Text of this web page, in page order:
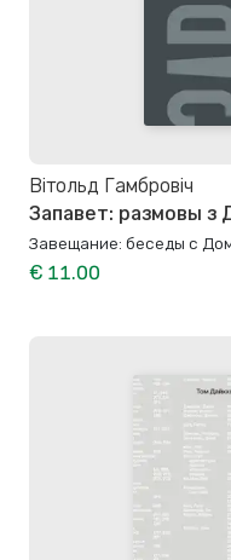
Вітольд Гамбровіч
Запавет: размовы з
Завещание: беседы с
€ 11.00